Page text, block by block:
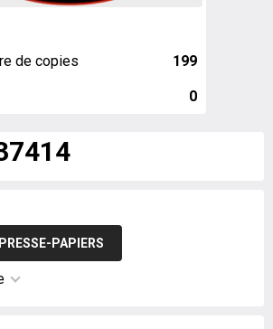
de copies 199
0
PAPIERS